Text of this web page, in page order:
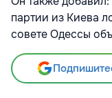
партии из Киева
совете Одессы